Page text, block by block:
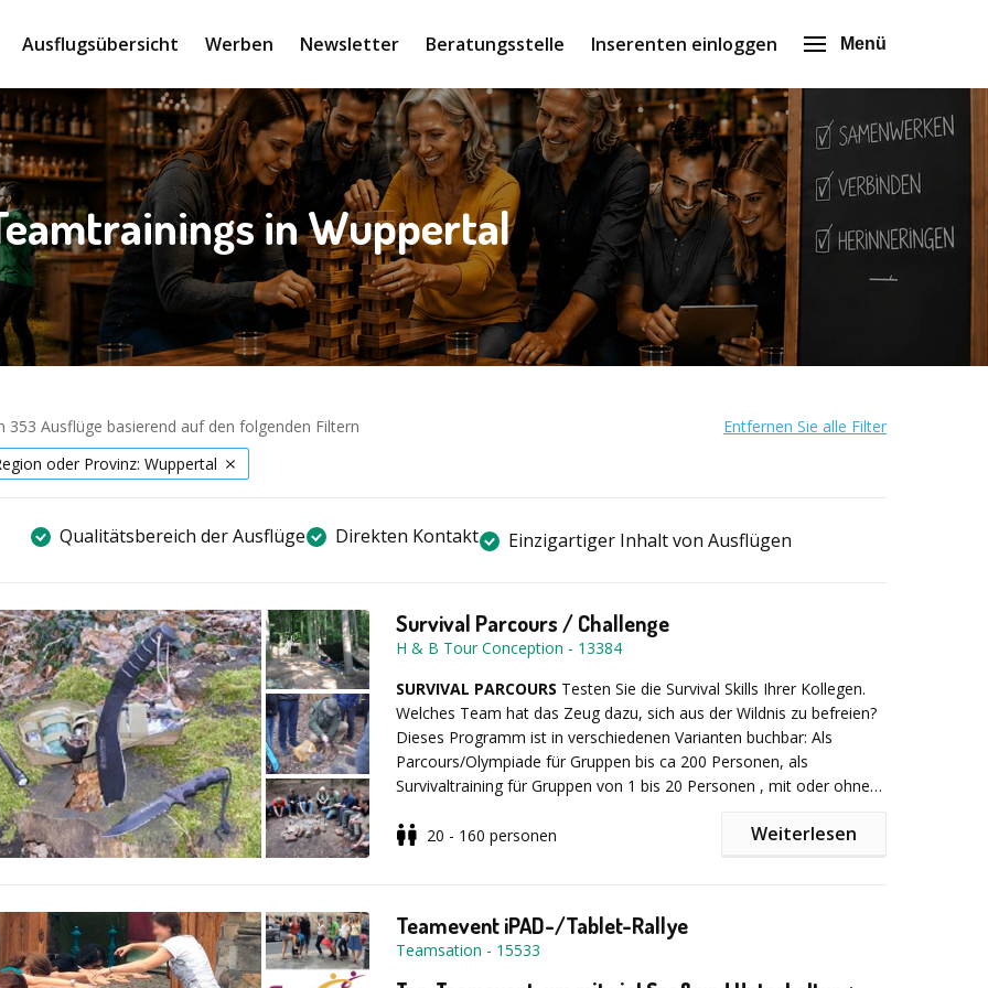
Ausflugsübersicht Werben Newsletter Beratungsstelle Inserenten einloggen Menü
in Wuppertal
353 Ausflüge basierend auf den folgenden Filtern
Entfernen Sie alle Filter
oder Provinz: Wuppertal
Qualitätsbereich der Ausflüge Direkten Kontakt Einzigartiger Inhalt von Ausflügen
Survival Parcours / Challenge
H & B Tour Conception - 13384
SURVIVAL PARCOURS Testen Sie die Survival Skills Ihrer Kollegen.
Welches Team hat das Zeug dazu, sich aus der Wildnis zu befreien?
Dieses Programm ist in verschiedenen Varianten buchbar: Als
Parcours/Olympiade für Gruppen bis ca 200 Personen, als
Survivaltraining für Gruppen von 1 bis 20 Personen , mit oder ohne
3 Tagesprogramm. Teilen Sie uns einfach Ihre Wünsche mit.
begeben Sie sich auf einen spannenden Outdoor Parcours, der den
Teilnehmern unterschiedlichste Fähigkeiten abverlangt. Welches
Team holt die meisten Punkte bei der Jagd mit der Zwille? Kann die
20 - 160 personen Weiterlesen
Teamevent iPAD-/Tablet-Rallye
Teamsation - 15533